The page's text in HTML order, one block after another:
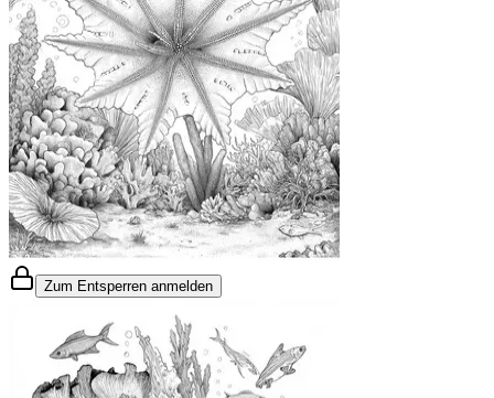
Zum Entsperren anmelden